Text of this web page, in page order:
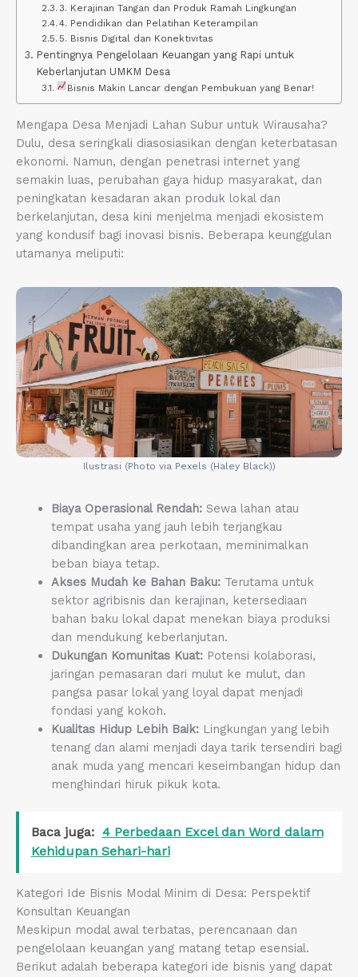
3. Kerajinan Tangan dan Produk Ramah Lingkungan
4. Pendidikan dan Pelatihan Keterampilan
5. Bisnis Digital dan Konektivitas
Pentingnya Pengelolaan Keuangan yang Rapi untuk
Keberlanjutan UMKM Desa
Bisnis Makin Lancar dengan Pembukuan yang Benar!
Mengapa Desa Menjadi Lahan Subur untuk Wirausaha?
Dulu, desa seringkali diasosiasikan dengan keterbatasan
ekonomi. Namun, dengan penetrasi internet yang
semakin luas, perubahan gaya hidup masyarakat, dan
peningkatan kesadaran akan produk lokal dan
berkelanjutan, desa kini menjelma menjadi ekosistem
yang kondusif bagi inovasi bisnis. Beberapa keunggulan
utamanya meliputi:
Ilustrasi (Photo via Pexels (Haley Black))
Biaya Operasional Rendah:Sewa lahan atau
tempat usaha yang jauh lebih terjangkau
dibandingkan area perkotaan, meminimalkan
beban biaya tetap.
Akses Mudah ke Bahan Baku:Terutama untuk
sektor agribisnis dan kerajinan, ketersediaan
bahan baku lokal dapat menekan biaya produksi
dan mendukung keberlanjutan.
Dukungan Komunitas Kuat:Potensi kolaborasi,
jaringan pemasaran dari mulut ke mulut, dan
pangsa pasar lokal yang loyal dapat menjadi
fondasi yang kokoh.
Kualitas Hidup Lebih Baik:Lingkungan yang lebih
tenang dan alami menjadi daya tarik tersendiri bagi
anak muda yang mencari keseimbangan hidup dan
menghindari hiruk pikuk kota.
Baca juga: 4 Perbedaan Excel dan Word dalam
Kehidupan Sehari-hari
Kategori Ide Bisnis Modal Minim di Desa: Perspektif
Konsultan Keuangan
Meskipun modal awal terbatas, perencanaan dan
pengelolaan keuangan yang matang tetap esensial.
Berikut adalah beberapa kategori ide bisnis yang dapat